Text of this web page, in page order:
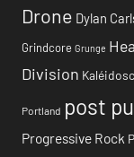
Drone Dylan
Grindcore Grunge
Division
Portland post
Progressive Rock